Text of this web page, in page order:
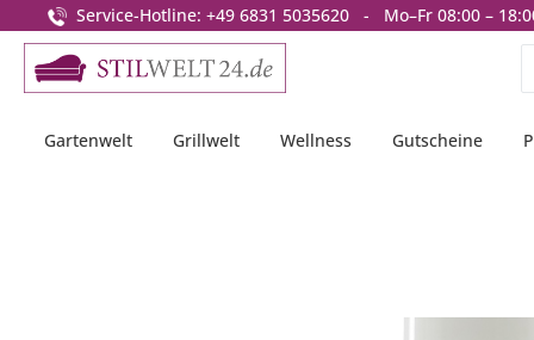
Zur Hauptnavigation springen
Service-Hotline: +49 6831 5035620 - Mo–Fr 08:00 –
Gartenwelt Grillwelt Wellness Gutscheine